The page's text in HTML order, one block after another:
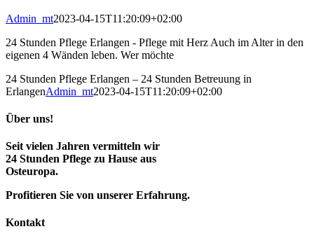
Admin_mt2023-04-15T11:20:09+02:00
24 Stunden Pflege Erlangen - Pflege mit Herz Auch im Alter in den
eigenen 4 Wänden leben. Wer möchte
24 Stunden Pflege Erlangen – 24 Stunden Betreuung in
ErlangenAdmin_mt2023-04-15T11:20:09+02:00
Über uns!
Seit vielen Jahren vermitteln wir
24 Stunden Pflege zu Hause aus
Osteuropa.
Profitieren Sie von unserer Erfahrung.
Kontakt